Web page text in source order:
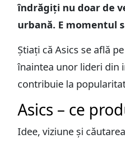
îndrăgiți nu doar de
urbană. E momentul
Știați că Asics se află
înaintea unor lideri din
contribuie la
Asics – ce
Idee, viziune și